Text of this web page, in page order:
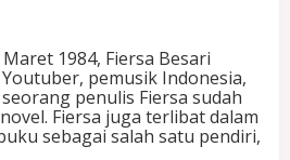
y
a
n
g
1984, Fiersa Besari
pemusik Indonesia,
penulis Fiersa sudah
Fiersa juga terlibat dalam
sebagai salah satu pendiri,